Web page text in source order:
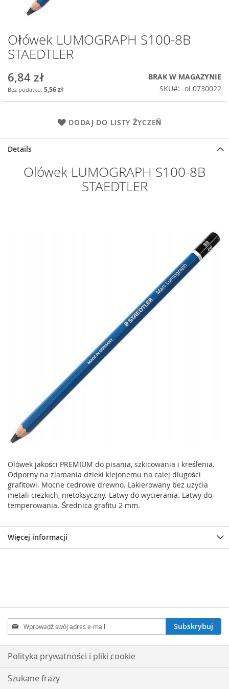
Przejdź
na
początek
Ołówek LUMOGRAPH S100-8B
STAEDTLER
6,84 zł
5,56 zł
BRAK W MAGAZYNIE
SKU
ol 0730022
DODAJ DO LISTY ŻYCZEŃ
Details
Olówek LUMOGRAPH S100-8B
STAEDTLER
Olówek jakości PREMIUM do pisania, szkicowania i kreślenia.
Odporny na zlamania dzieki klejonemu na calej dlugości
grafitowi. Mocne cedrowe drewno. Lakierowany bez uzycia
metali ciezkich, nietoksyczny. Latwy do wycierania. Latwy do
temperowania. Średnica grafitu 2 mm.
Więcej informacji
Subskrybuj
nasz
newsletter:
Subskrybuj
Polityka prywatności i pliki cookie
Szukane frazy